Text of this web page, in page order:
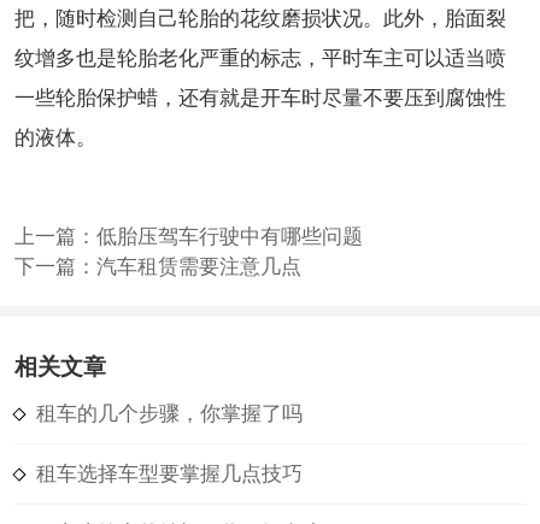
把，随时检测自己轮胎的花纹磨损状况。此外，胎面裂
纹增多也是轮胎老化严重的标志，平时车主可以适当喷
一些轮胎保护蜡，还有就是开车时尽量不要压到腐蚀性
的液体。
上一篇： 低胎压驾车行驶中有哪些问题
下一篇： 汽车租赁需要注意几点
相关文章
租车的几个步骤，你掌握了吗
租车选择车型要掌握几点技巧